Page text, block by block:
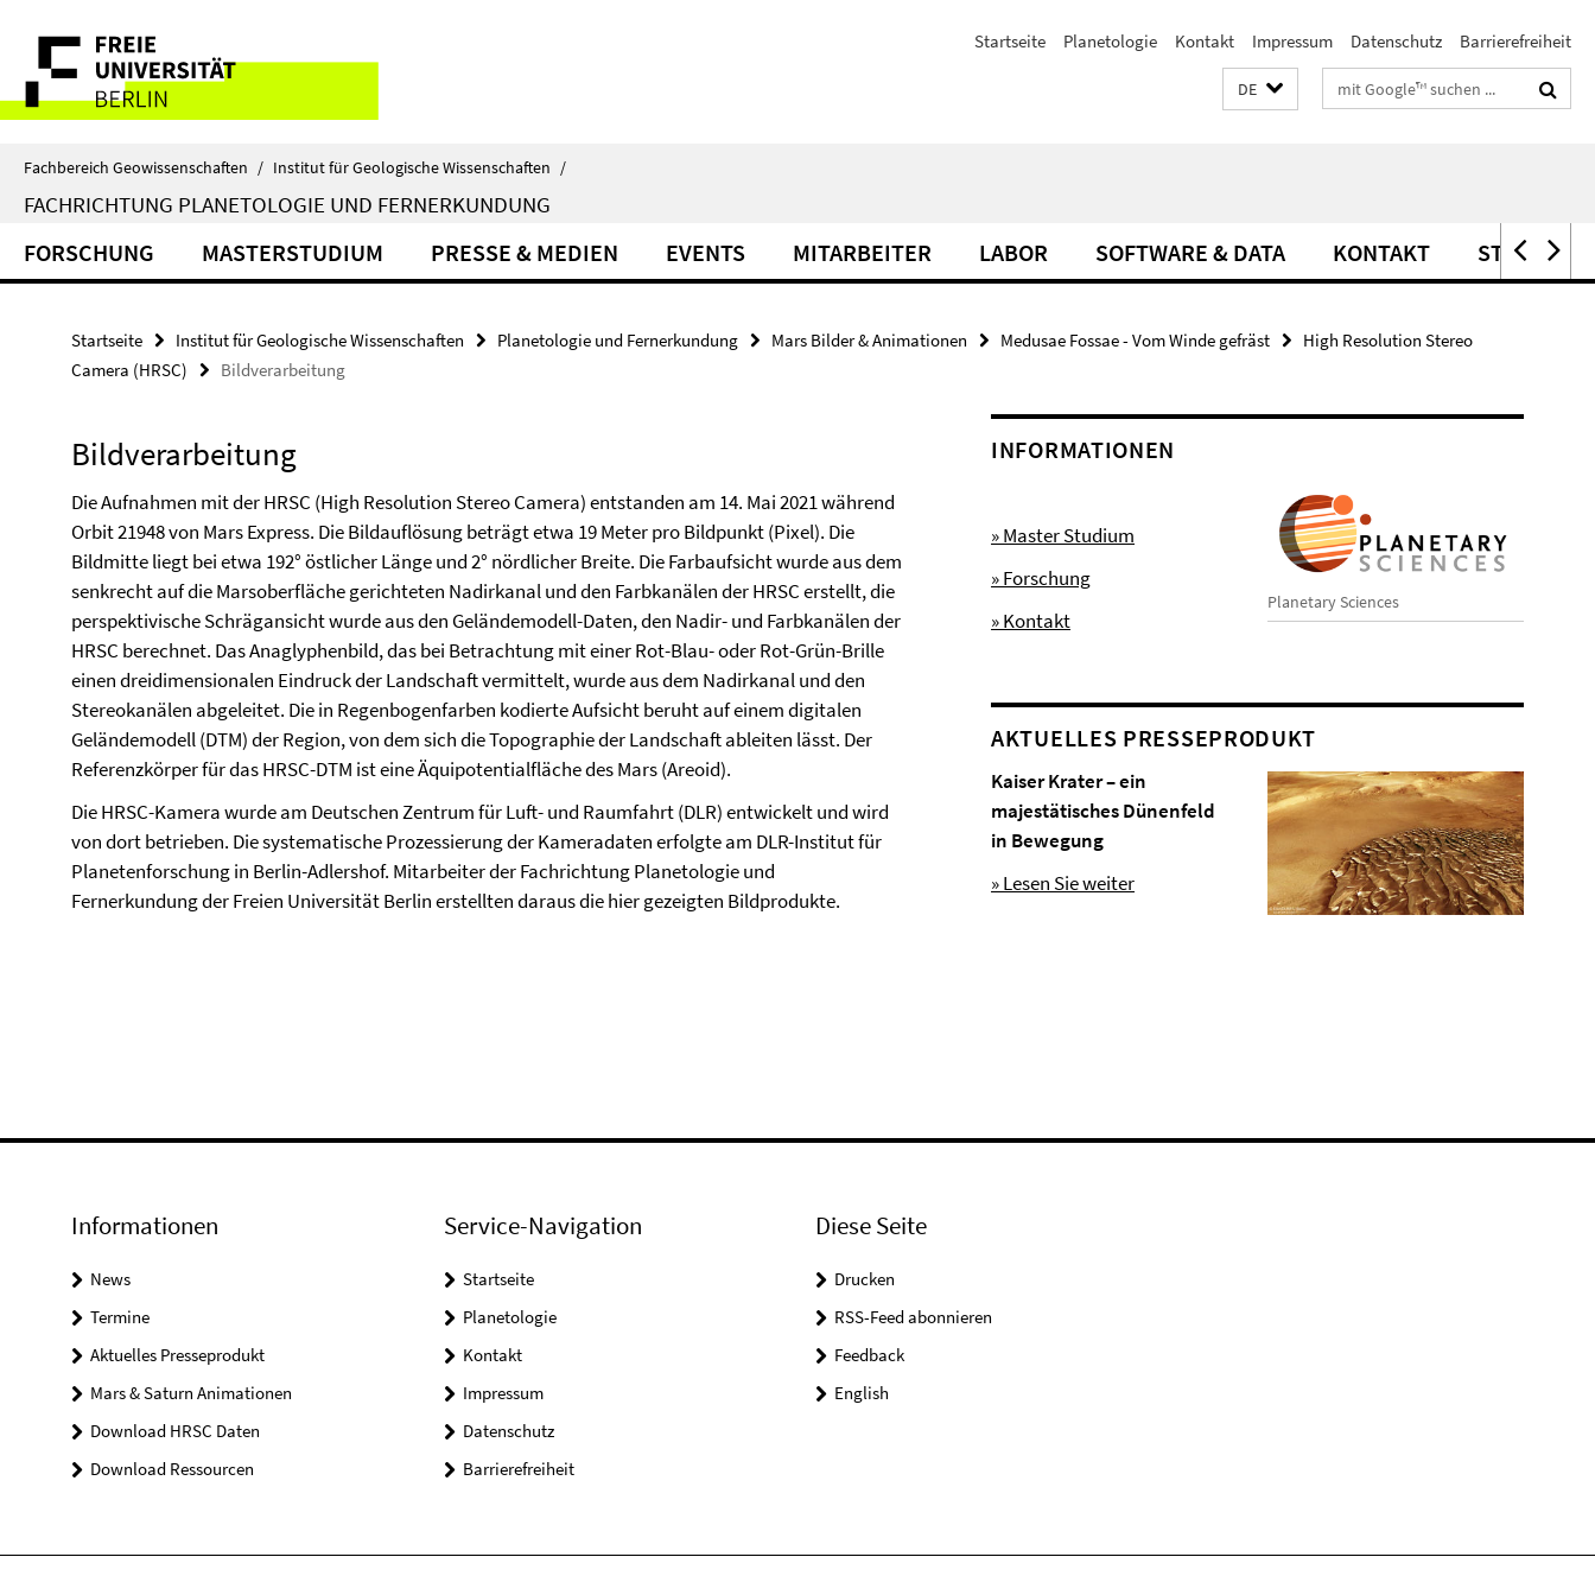
direkt
Inhalt
Service-
Navigation
Startseite Planetologie Kontakt Impressum Datenschutz Barrierefreiheit
DE Suchbegriffe
Fachbereich Geowissenschaften / Institut für Geologische Wissenschaften /
FACHRICHTUNG PLANETOLOGIE UND FERNERKUNDUNG
FORSCHUNG MASTERSTUDIUM PRESSE & MEDIEN EVENTS MITARBEITER LABOR SOFTWARE & DATA KONTAKT STELLEN
Startseite Institut für Geologische Wissenschaften Planetologie und Fernerkundung Mars Bilder & Animationen Medusae Fossae - Vom Winde gefräst
High Resolution Stereo
Camera (HRSC)
Bildverarbeitung
Bildverarbeitung
Die Aufnahmen mit der HRSC (High Resolution Stereo Camera) entstanden am 14. Mai 2021 während
Orbit 21948 von Mars Express. Die Bildauflösung beträgt etwa 19 Meter pro Bildpunkt (Pixel). Die
Bildmitte liegt bei etwa 192° östlicher Länge und 2° nördlicher Breite. Die Farbaufsicht wurde aus dem
senkrecht auf die Marsoberfläche gerichteten Nadirkanal und den Farbkanälen der HRSC erstellt, die
perspektivische Schrägansicht wurde aus den Geländemodell-Daten, den Nadir- und Farbkanälen der
HRSC berechnet. Das Anaglyphenbild, das bei Betrachtung mit einer Rot-Blau- oder Rot-Grün-Brille
einen dreidimensionalen Eindruck der Landschaft vermittelt, wurde aus dem Nadirkanal und den
Stereokanälen abgeleitet. Die in Regenbogenfarben kodierte Aufsicht beruht auf einem digitalen
Geländemodell (DTM) der Region, von dem sich die Topographie der Landschaft ableiten lässt. Der
Referenzkörper für das HRSC-DTM ist eine Äquipotentialfläche des Mars (Areoid).
Die HRSC-Kamera wurde am Deutschen Zentrum für Luft- und Raumfahrt (DLR) entwickelt und wird
von dort betrieben. Die systematische Prozessierung der Kameradaten erfolgte am DLR-Institut für
Planetenforschung in Berlin-Adlershof. Mitarbeiter der Fachrichtung Planetologie und
Fernerkundung der Freien Universität Berlin erstellten daraus die hier gezeigten Bildprodukte.
INFORMATIONEN
Planetary Sciences
» Master Studium
» Forschung
» Kontakt
AKTUELLES PRESSEPRODUKT
Kaiser Krater – ein
majestätisches Dünenfeld
in Bewegung
» Lesen Sie weiter
Informationen
News
Termine
Aktuelles Presseprodukt
Mars & Saturn Animationen
Download HRSC Daten
Download Ressourcen
Service-Navigation
Startseite
Planetologie
Kontakt
Impressum
Datenschutz
Barrierefreiheit
Diese Seite
Drucken
RSS-Feed abonnieren
Feedback
English